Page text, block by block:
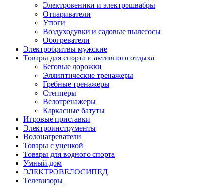
Электровеники и электрошвабры
Отпариватели
Утюги
Воздуходувки и садовые пылесосы
Обогреватели
Электробритвы мужские
Товары для спорта и активного отдыха
Беговые дорожки
Эллиптические тренажеры
Гребные тренажеры
Степперы
Велотренажеры
Каркасные батуты
Игровые приставки
Электроинструменты
Водонагреватели
Товары с уценкой
Товары для водного спорта
Умный дом
ЭЛЕКТРОВЕЛОСИПЕД
Телевизоры